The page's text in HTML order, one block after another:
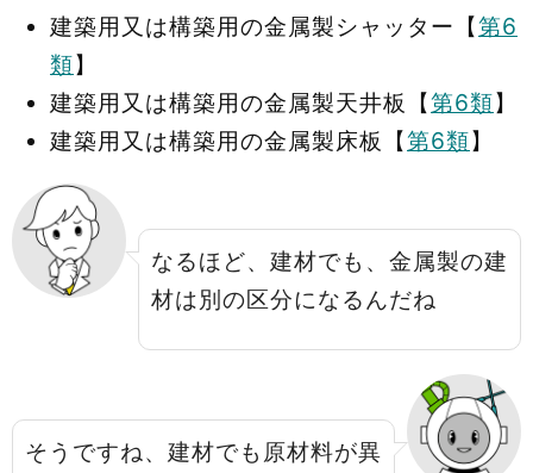
建築用又は構築用の金属製シャッター【第6
類】
建築用又は構築用の金属製天井板【第6類】
建築用又は構築用の金属製床板【第6類】
なるほど、建材でも、金属製の建
材は別の区分になるんだね
そうですね、建材でも原材料が異